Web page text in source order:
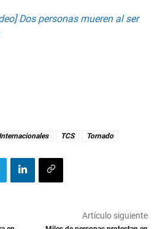
Dos personas mueren al ser
Internacionales TCS Tornado
Artículo siguiente